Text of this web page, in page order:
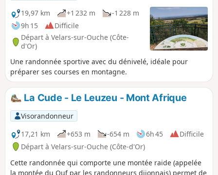
19,97 km
+1 232 m
-1 228 m
9h 15
Difficile
Départ à Velars-sur-Ouche (Côte-
d'Or)
Une randonnée sportive avec du dénivelé, idéale pour
préparer ses courses en montagne.
La Cude - Le Leuzeu - Mont Afrique
Visorandonneur
17,21 km
+653 m -654 m 6h 45
Difficile
Départ à Velars-sur-Ouche (Côte-d'Or)
Cette randonnée qui comporte une montée raide (appelée
la montée du Ouf par les randonneurs dijonnais) permet de